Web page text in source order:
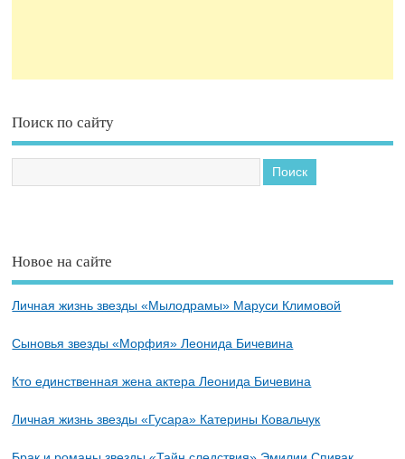
Поиск по сайту
Новое на сайте
Личная жизнь звезды «Мылодрамы» Маруси Климовой
Сыновья звезды «Морфия» Леонида Бичевина
Кто единственная жена актера Леонида Бичевина
Личная жизнь звезды «Гусара» Катерины Ковальчук